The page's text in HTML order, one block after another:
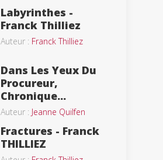
Labyrinthes -
Franck Thilliez
Auteur : Franck Thilliez
Dans Les Yeux Du
Procureur,
Chronique...
Auteur : Jeanne Quilfen
Fractures - Franck
THILLIEZ